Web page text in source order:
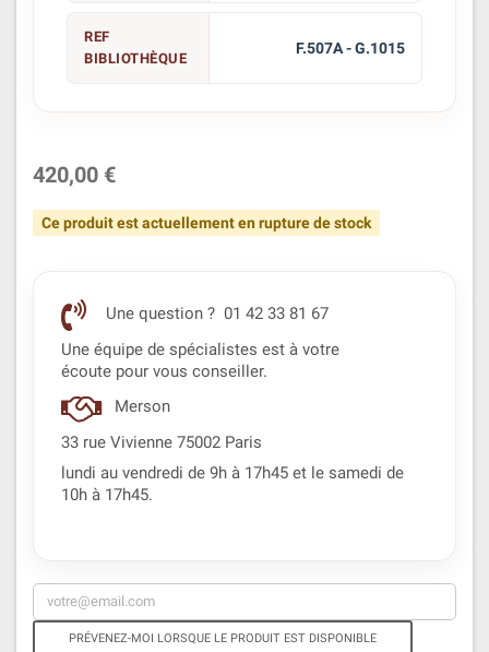
REF
BIBLIOTHÈQUE
F.507A - G.1015
420,00 €
Ce produit est actuellement en rupture de stock
Une question ? 01 42 33 81 67
Une équipe de spécialistes est à votre
écoute pour vous conseiller.
Merson
33 rue Vivienne 75002 Paris
lundi au vendredi de 9h à 17h45 et le samedi de
10h à 17h45.
PRÉVENEZ-MOI LORSQUE LE PRODUIT EST DISPONIBLE